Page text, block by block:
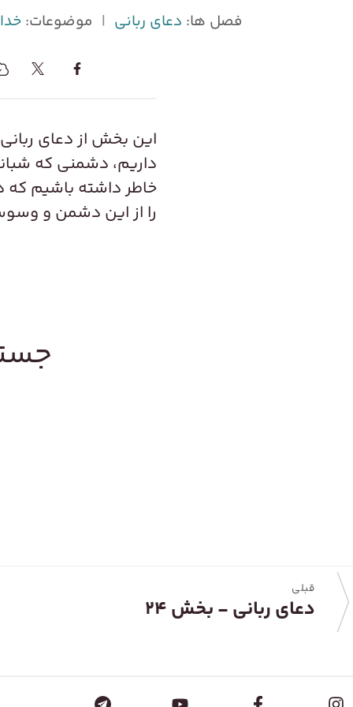
فصل ها: دعای ربانی | موضوعات:
این بخش از دعای
داریم، دشمنی که
خاطر داشته باشیم که
را از این دشمن و
قبلی
دعای ربانی - بخش ۲۴